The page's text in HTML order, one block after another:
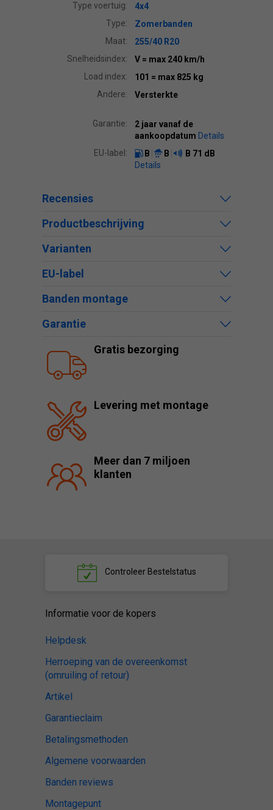
Type voertuig:
4x4
Type:
Zomerbanden
Maat:
255/40 R20
Snelheidsindex:
V = max 240 km/h
Load index:
101 = max 825 kg
Andere:
Versterkte
Garantie:
2 jaar vanaf de
aankoopdatum Details
EU-label:
B B B 71 dB
Details
Recensies
Productbeschrijving
Varianten
EU-label
Banden montage
Garantie
Gratis bezorging
Levering met montage
Meer dan 7 miljoen
klanten
ControleerBestelstatus
Informatie voor de kopers
Helpdesk
Herroeping van de overeenkomst
(omruiling of retour)
Artikel
Garantieclaim
Betalingsmethoden
Algemene voorwaarden
Banden reviews
Montagepunt